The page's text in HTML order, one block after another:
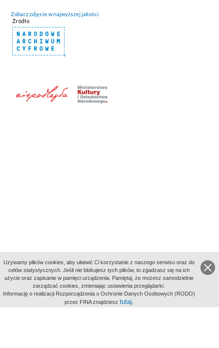
Zobacz zdjęcie w najwyższej jakości
Źródło
aktywności
Uzywamy plików cookies, aby ułatwić Ci korzystanie z naszego serwisu oraz do
celów statystycznych. Jeśli nie blokujesz tych plików, to zgadzasz się na ich
użycie oraz zapisanie w pamięci urządzenia. Pamiętaj, że możesz samodzielnie
zarządzać cookies, zmieniając ustawienia przeglądarki.
Informację o realizacji Rozporządzenia o Ochronie Danych Osobowych (RODO)
przez FINA znajdziesz tutaj